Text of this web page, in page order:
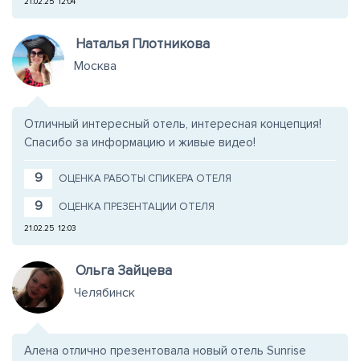
Наталья Плотникова
Москва
Отличный интересный отель, интересная концепция!
Спасибо за информацию и живые видео!
9 ОЦЕНКА РАБОТЫ СПИКЕРА ОТЕЛЯ
9 ОЦЕНКА ПРЕЗЕНТАЦИИ ОТЕЛЯ
12:03
21.02.25
Ольга Зайцева
Челябинск
Алена отлично презентовала новый отель Sunrise